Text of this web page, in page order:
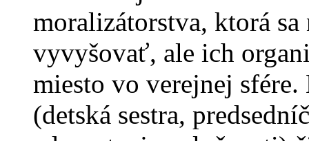
moralizátorstva, ktorá
vyvyšovať, ale ich
miesto vo verejnej
(detská sestra,